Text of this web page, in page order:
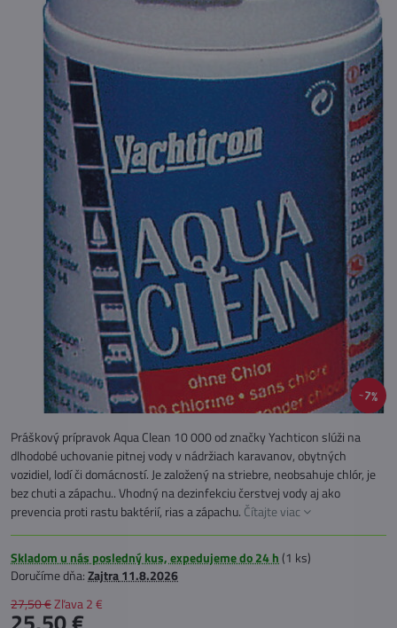
7%
Práškový prípravok Aqua Clean 10 000 od značky Yachticon slúži na
dlhodobé uchovanie pitnej vody v nádržiach karavanov, obytných
vozidiel, lodí či domácností. Je založený na striebre, neobsahuje chlór, je
bez chuti a zápachu.. Vhodný na dezinfekciu čerstvej vody aj ako
prevencia proti rastu baktérií, rias a zápachu. Čítajte viac
Skladom u nás posledný kus, expedujeme do 24 h(1 ks)
Doručíme dňa:Zajtra11.8.2026
27,50 €Zľava2 €